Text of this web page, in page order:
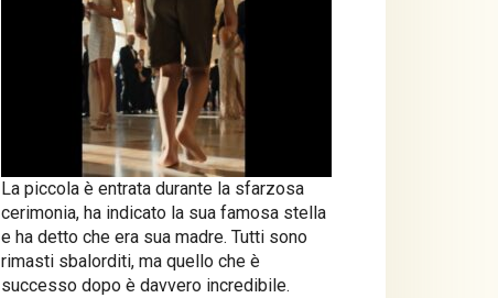
La piccola è entrata durante la sfarzosa
cerimonia, ha indicato la sua famosa stella
e ha detto che era sua madre. Tutti sono
rimasti sbalorditi, ma quello che è
successo dopo è davvero incredibile.